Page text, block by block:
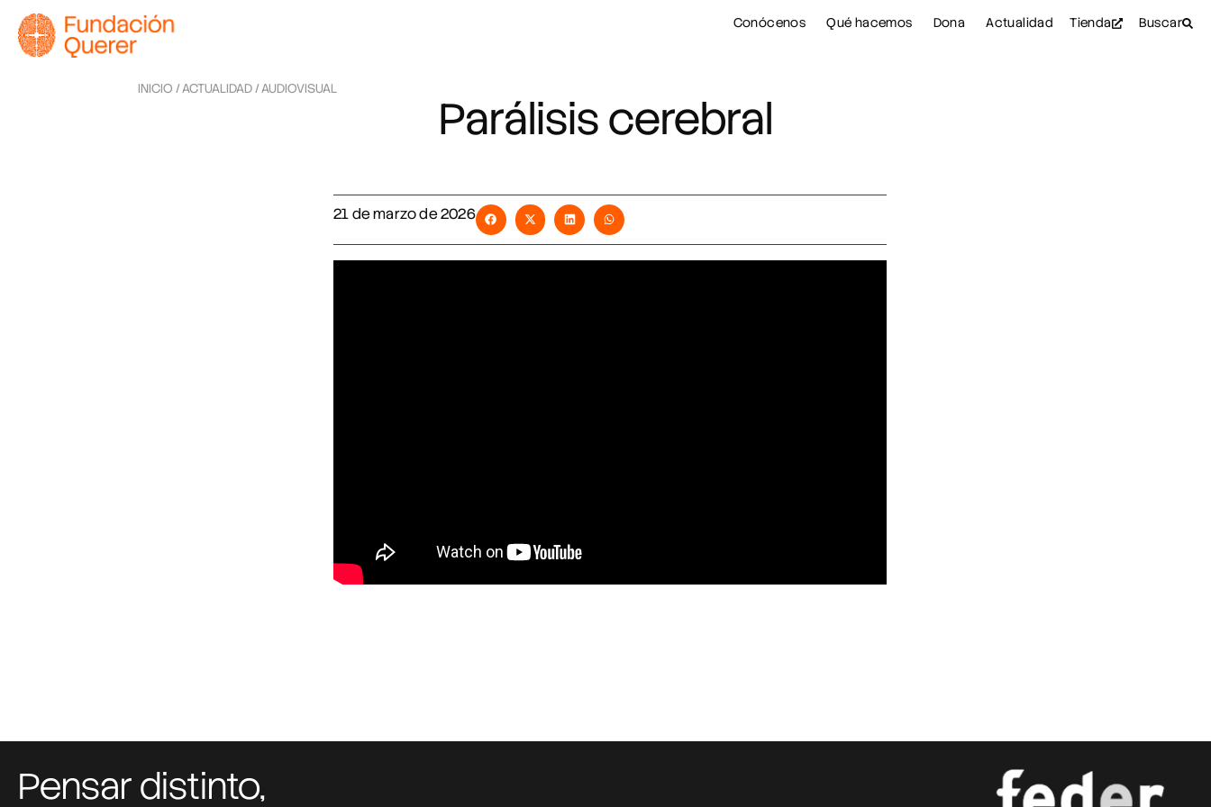
Conócenos Qué hacemos Dona Actualidad Tienda Buscar
INICIO /ACTUALIDAD /AUDIOVISUAL
Parálisis cerebral
21 de marzo de 2026
Pensar distinto,